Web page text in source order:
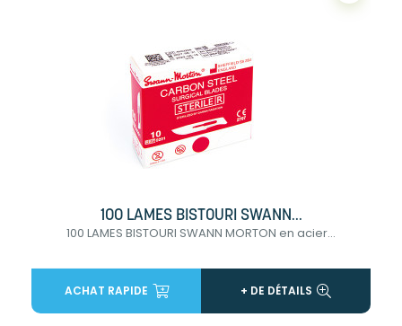
100 LAMES BISTOURI SWANN...
100 LAMES BISTOURI SWANN MORTON en acier...
ACHAT RAPIDE + DE DÉTAILS